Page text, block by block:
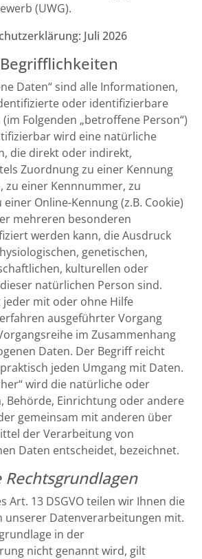
(UWG).
Juli 2026
Daten“ sind alle Informationen,
oder identifizierbare
Folgenden „betroffene Person“)
wird eine natürliche
die direkt oder indirekt,
Zuordnung zu einer Kennung
zu einer Kennnummer, zu
Online-Kennung (z.B. Cookie)
mehreren besonderen
werden kann, die Ausdruck
genetischen,
kulturellen oder
natürlichen Person sind.
jeder mit oder ohne Hilfe
ausgeführter Vorgang
im Zusammenhang
Daten. Der Begriff reicht
jeden Umgang mit Daten.
wird die natürliche oder
Behörde, Einrichtung oder andere
gemeinsam mit anderen über
der Verarbeitung von
Daten entscheidet, bezeichnet.
Art. 13 DSGVO teilen wir Ihnen die
unserer Datenverarbeitungen mit.
in der
nicht genannt wird, gilt